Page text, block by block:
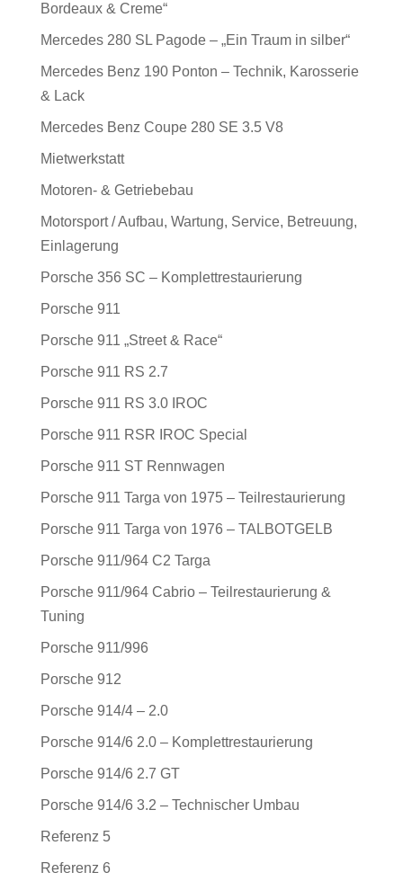
Bordeaux & Creme“
Mercedes 280 SL Pagode – „Ein Traum in silber“
Mercedes Benz 190 Ponton – Technik, Karosserie
& Lack
Mercedes Benz Coupe 280 SE 3.5 V8
Mietwerkstatt
Motoren- & Getriebebau
Motorsport / Aufbau, Wartung, Service, Betreuung,
Einlagerung
Porsche 356 SC – Komplettrestaurierung
Porsche 911
Porsche 911 „Street & Race“
Porsche 911 RS 2.7
Porsche 911 RS 3.0 IROC
Porsche 911 RSR IROC Special
Porsche 911 ST Rennwagen
Porsche 911 Targa von 1975 – Teilrestaurierung
Porsche 911 Targa von 1976 – TALBOTGELB
Porsche 911/964 C2 Targa
Porsche 911/964 Cabrio – Teilrestaurierung &
Tuning
Porsche 911/996
Porsche 912
Porsche 914/4 – 2.0
Porsche 914/6 2.0 – Komplettrestaurierung
Porsche 914/6 2.7 GT
Porsche 914/6 3.2 – Technischer Umbau
Referenz 5
Referenz 6